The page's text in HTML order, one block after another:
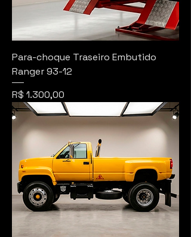
Para-choque Traseiro Embutido
Ranger 93-12
Preço
R$ 1.300,00